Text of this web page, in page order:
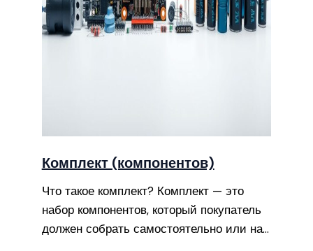
Комплект (компонентов)
Что такое комплект? Комплект — это
набор компонентов, который покупатель
должен собрать самостоятельно или на…